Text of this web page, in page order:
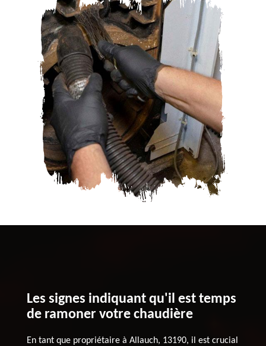
Les signes indiquant qu'il est temps
de ramoner votre chaudière
En tant que propriétaire à Allauch, 13190, il est crucial